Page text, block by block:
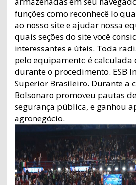
funções como reconhecê lo
ao nosso site e ajudar nossa
quais seções do site você
interessantes e úteis. Toda
pelo equipamento é calculada
durante o procedimento. ESB
Superior Brasileiro. Durante a
Bolsonaro promoveu pautas
segurança pública, e ganhou
agronegócio.